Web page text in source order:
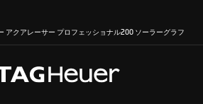
アクアレーサー プロフェッショナル200 ソーラーグラフ